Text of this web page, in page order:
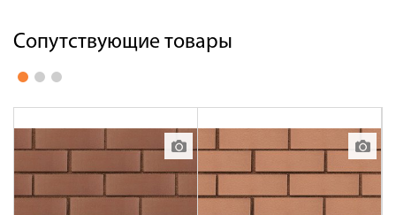
Сопутствующие товары